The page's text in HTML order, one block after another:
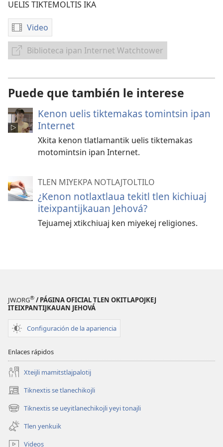
UELIS TIKTEMOLTIS IKA
Video
Kenon
tikintemoltis
videos
link
description,
for
screen
reader
Llenemos
nuestra
con
una
dádiva
para
Jehová
Biblioteca ipan Internet Watchtower
Biblioteca
Internet
Watchtower
Puede que también le interese
Kenon uelis tiktemakas tomintsin ipan
Internet
Xkita kenon tlatlamantik uelis tiktemakas
motomintsin ipan Internet.
TLEN MIYEKPA NOTLAJTOLTILO
¿Kenon notlaxtlaua tekitl tlen kichiuaj
iteixpantijkauan Jehová?
Tejuamej xtikchiuaj ken miyekej religiones.
JW.ORG® / PÁGINA OFICIAL TLEN OKITLAPOJKEJ
ITEIXPANTIJKAUAN JEHOVÁ
Configuración de la apariencia
Enlaces rápidos
Xteijli mamitstlajpalotij
Tiknextis se tlanechikojli
(abre
una
nueva
ventana)
Tiknextis se ueyitlanechikojli yeyi tonajli
(abre
una
nueva
ventana)
Tlen yenkuik
Videos